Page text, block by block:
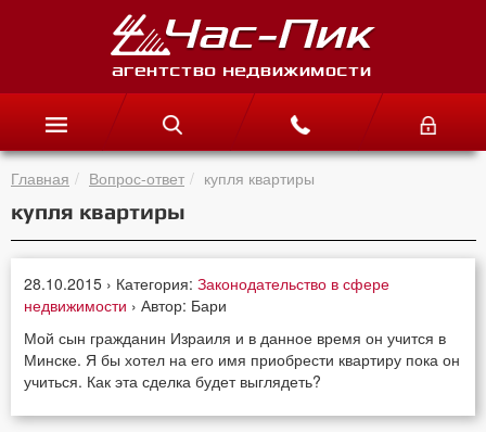
Главная Вопрос-ответ купля квартиры
купля квартиры
28.10.2015 › Категория:Законодательство в сфере
недвижимости › Автор: Бари
Мой сын гражданин Израиля и в данное время он учится в
Минске. Я бы хотел на его имя приобрести квартиру пока он
учиться. Как эта сделка будет выглядеть?